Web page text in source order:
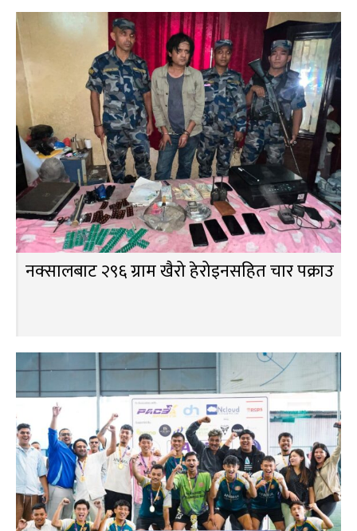
नक्सालबाट २९६ ग्राम खैरो हेरोइनसहित चार पक्राउ